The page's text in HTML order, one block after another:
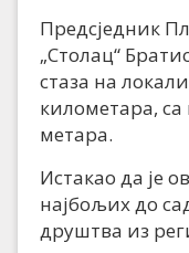
Предсједник
„Столац“
стаза на
километара,
метара.
Истакао да је
најбољих до
друштва из